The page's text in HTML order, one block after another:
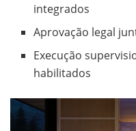
integrados
Aprovação legal
Execução
habilitados